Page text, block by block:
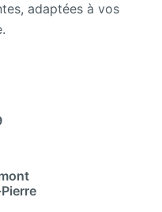
adaptées à vos